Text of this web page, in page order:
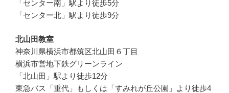
「センター南」駅より徒歩5分
「センター北」駅より徒歩9分
北山田教室
神奈川県横浜市都筑区北山田６丁目
横浜市営地下鉄グリーンライン
「北山田」駅より徒歩12分
東急バス「重代」もしくは「すみれが丘公園」より徒歩4